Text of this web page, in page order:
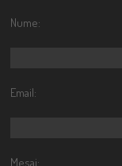
Nume:
Email:
Mesaj: